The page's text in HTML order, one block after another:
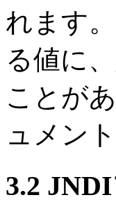
れます。
る値に
ことが
ュメン
3.2